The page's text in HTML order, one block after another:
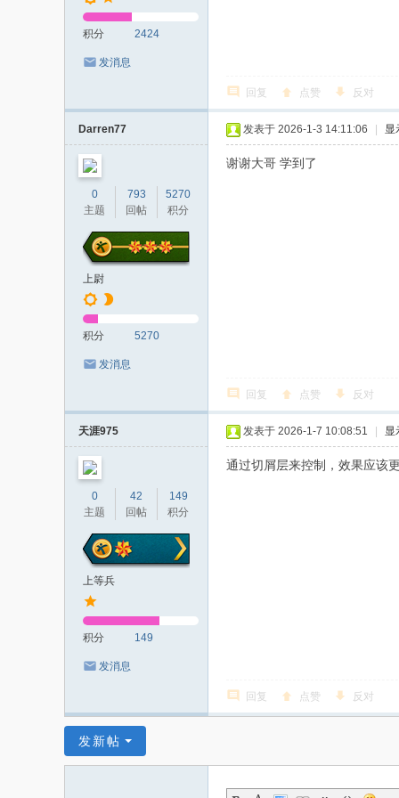
积分 2424
发消息
回复 点赞 反对
Darren77
0
主题
793
回帖
5270
积分
上尉
积分 5270
发消息
发表于 2026-1-3 14:11:06 显
谢谢大哥 学到了
回复 点赞 反对
天涯975
0
主题
42
回帖
149
积分
上等兵
积分 149
发消息
发表于 2026-1-7 10:08:51 显
通过切屑层来控制，效果应该
回复 点赞 反对
发新帖